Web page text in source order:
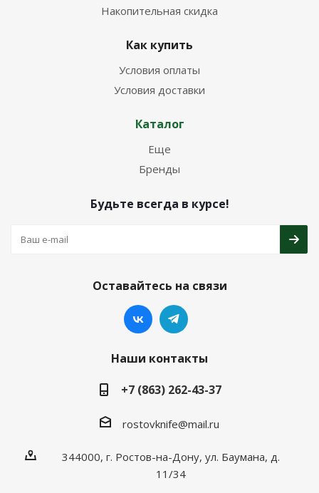
Накопительная скидка
Как купить
Условия оплаты
Условия доставки
Каталог
Еще
Бренды
Будьте всегда в курсе!
Оставайтесь на связи
Наши контакты
+7 (863) 262-43-37
rostovknife@mail.ru
344000, г. Ростов-на-Дону, ул. Баумана, д.
11/34